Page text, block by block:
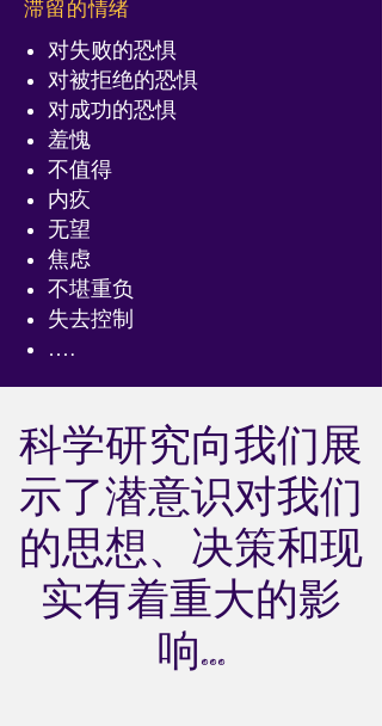
滞留的情绪
对失败的恐惧
对被拒绝的恐惧
对成功的恐惧
羞愧
不值得
内疚
无望
焦虑
不堪重负
失去控制
….
科学研究向我们展
示了潜意识对我们
的思想、决策和现
实有着重大的影
响...